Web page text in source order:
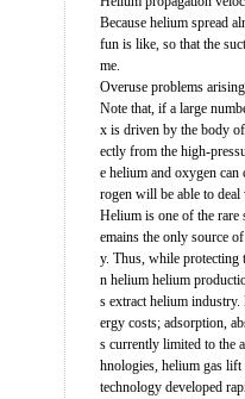
Because helium spread
fun is like, so that the
me.
Overuse problems arising
Note that, if a large
x is driven by the body
ectly from the high-
e helium and oxygen
rogen will be able to
Helium is one of the rare
emains the only source
y. Thus, while protecting
n helium helium
s extract helium industry.
ergy costs; adsorption,
s currently limited to the
hnologies, helium gas lift
technology developed